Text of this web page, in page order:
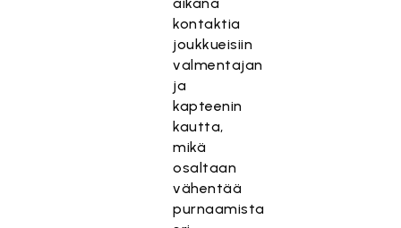
kontaktia
joukkueisiin
valmentajan
ja
kapteenin
kautta,
mikä
osaltaan
vähentää
purnaamista